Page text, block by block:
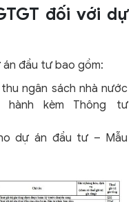
đối với dự
đầu tư bao gồm:
ngân sách nhà nước
hành kèm Thông tư
dự án đầu tư – Mẫu